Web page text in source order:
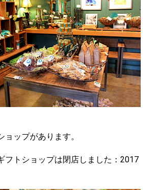
ップがあります。
フトショップは閉店しました： 2017